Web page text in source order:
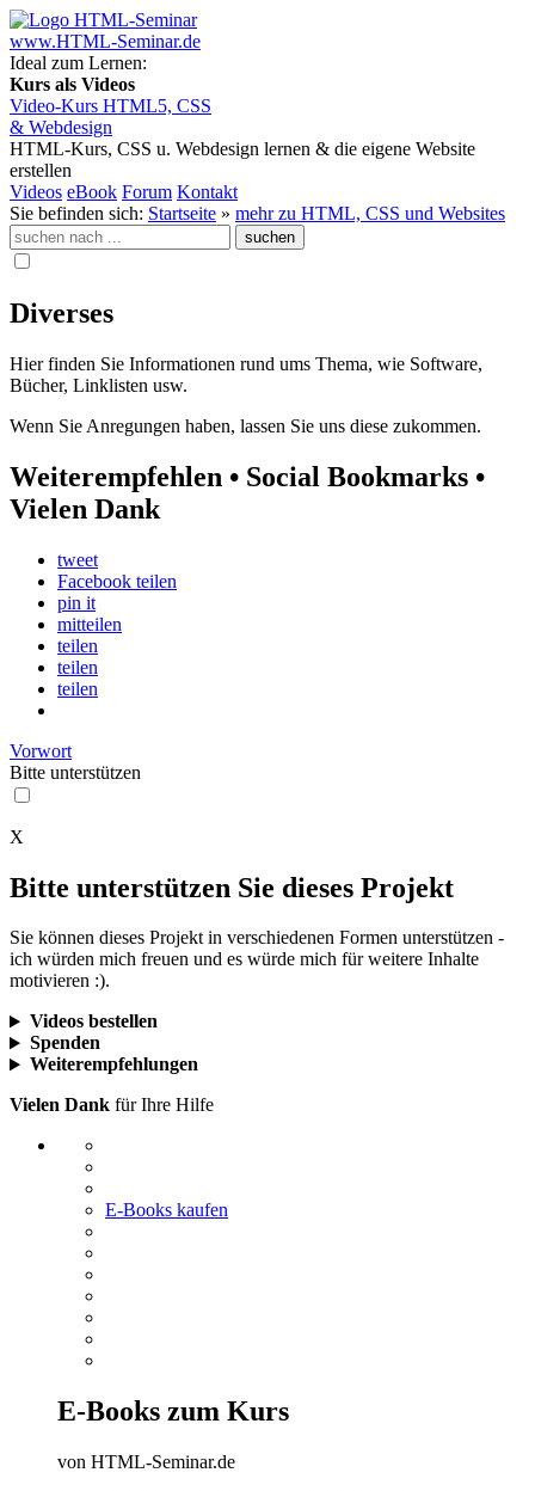
www.HTML-Seminar.de
Ideal zum Lernen:
Kurs als Videos
Video-Kurs HTML5, CSS
& Webdesign
HTML-Kurs, CSS u. Webdesign lernen & die eigene Website
erstellen
Videos eBook Forum Kontakt
Sie befinden sich: Startseite » mehr zu HTML, CSS und Websites
Diverses
Hier finden Sie Informationen rund ums Thema, wie Software,
Bücher, Linklisten usw.
Wenn Sie Anregungen haben, lassen Sie uns diese zukommen.
Weiterempfehlen • Social Bookmarks •
Vielen Dank
tweet
Facebook teilen
pin it
mitteilen
teilen
teilen
teilen
Vorwort
Bitte unterstützen
X
Bitte unterstützen Sie dieses Projekt
Sie können dieses Projekt in verschiedenen Formen unterstützen -
ich würden mich freuen und es würde mich für weitere Inhalte
motivieren :).
Videos bestellen
Spenden
Weiterempfehlungen
Vielen Dank für Ihre Hilfe
E-Books kaufen
E-Books zum Kurs
von HTML-Seminar.de